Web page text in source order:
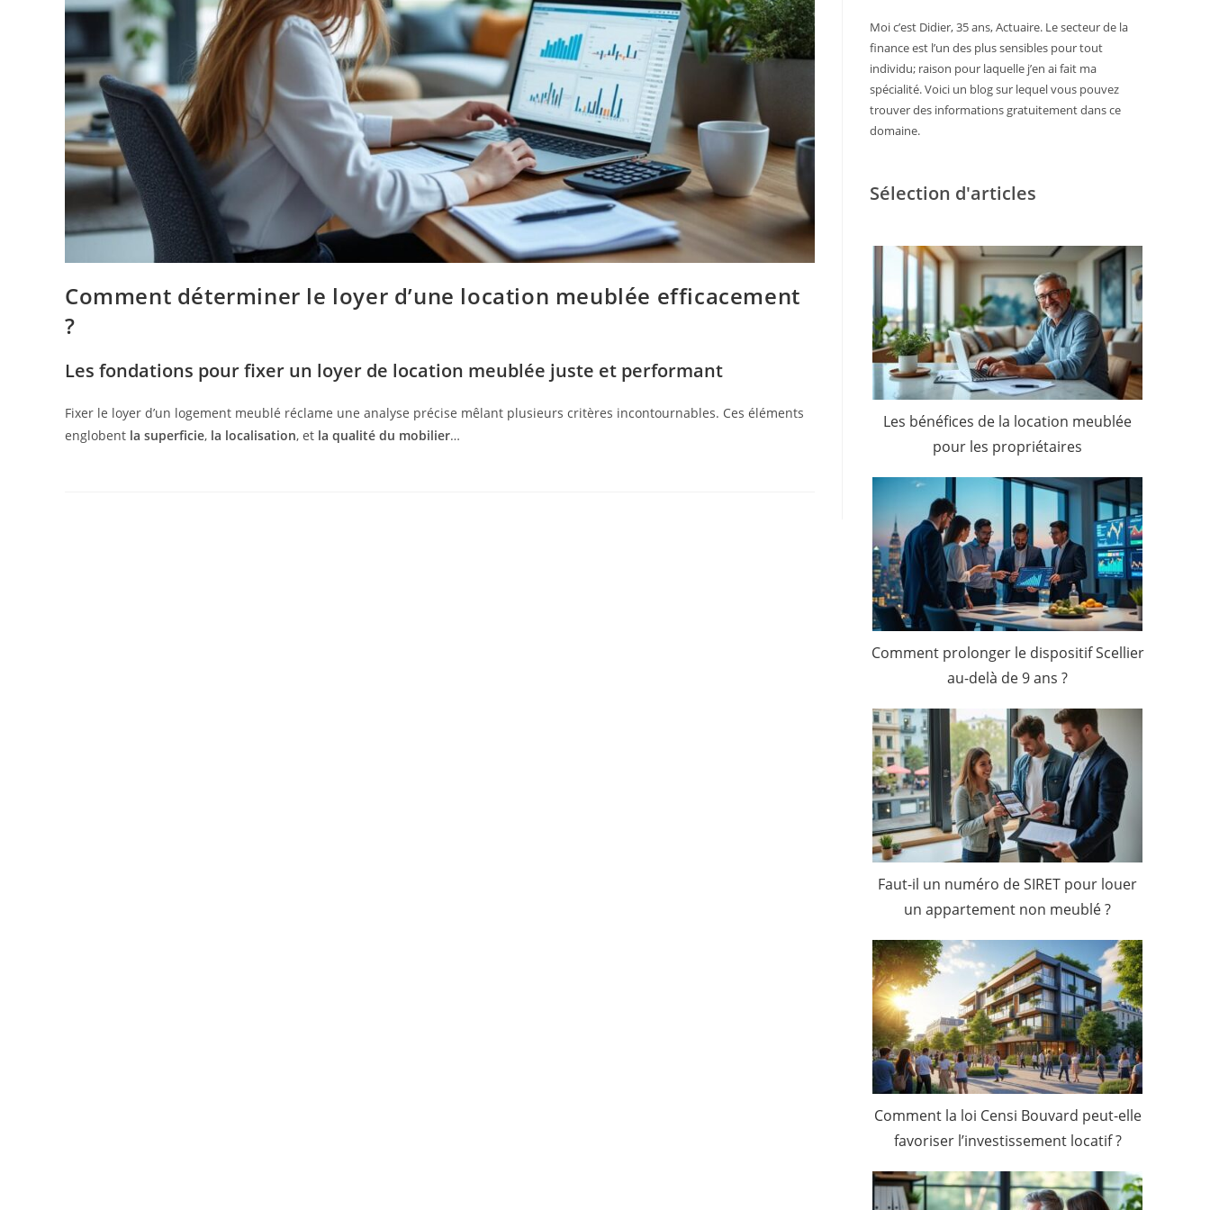
Comment déterminer le loyer d’une location meublée efficacement
?
Les fondations pour fixer un loyer de location meublée juste et performant
Fixer le loyer d’un logement meublé réclame une analyse précise mêlant plusieurs critères incontournables. Ces éléments
englobent la superficie, la localisation, et la qualité du mobilier…
Moi c’est Didier, 35 ans, Actuaire. Le secteur de la
finance est l’un des plus sensibles pour tout
individu; raison pour laquelle j’en ai fait ma
spécialité. Voici un blog sur lequel vous pouvez
trouver des informations gratuitement dans ce
domaine.
Sélection d'articles
Les bénéfices de la location meublée
pour les propriétaires
Comment prolonger le dispositif Scellier
au-delà de 9 ans ?
Faut-il un numéro de SIRET pour louer
un appartement non meublé ?
Comment la loi Censi Bouvard peut-elle
favoriser l’investissement locatif ?